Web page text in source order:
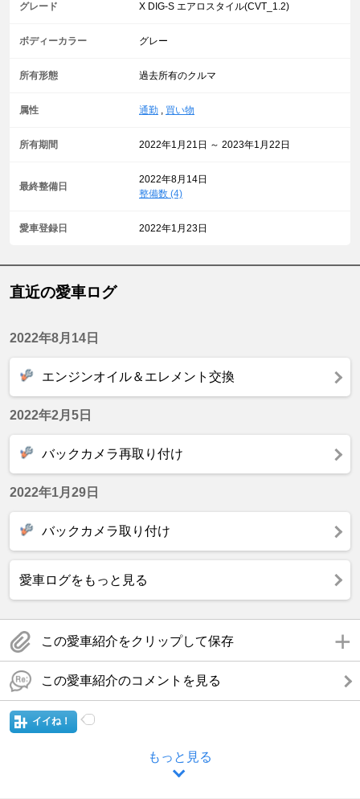
グレード X DIG-S エアロスタイル(CVT_1.2)
ボディーカラー グレー
所有形態 過去所有のクルマ
属性 通勤 , 買い物
所有期間 2022年1月21日 ～ 2023年1月22日
最終整備日
2022年8月14日
整備数 (4)
愛車登録日 2022年1月23日
直近の愛車ログ
2022年8月14日
エンジンオイル＆エレメント交換
2022年2月5日
バックカメラ再取り付け
2022年1月29日
バックカメラ取り付け
愛車ログをもっと見る
この愛車紹介をクリップして保存
この愛車紹介のコメントを見る
イイね！
もっと見る